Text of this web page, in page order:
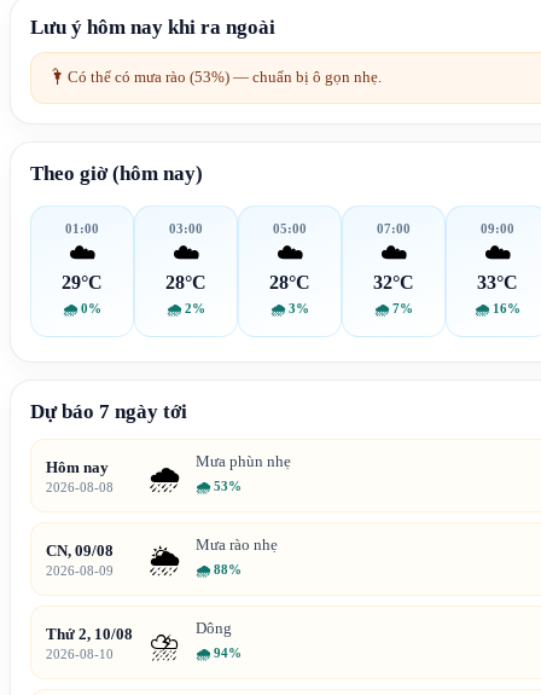
Lưu ý hôm nay khi ra ngoài
🌂 Có thể có mưa rào (53%) — chuẩn bị ô gọn nhẹ.
Theo giờ (hôm nay)
01:00
☁️
29°C
🌧 0%
03:00
☁️
28°C
🌧 2%
05:00
☁️
28°C
🌧 3%
07:00
☁️
32°C
🌧 7%
09:00
☁️
33°C
🌧 16%
Dự báo 7 ngày tới
Hôm nay
2026-08-08 🌧️ Mưa phùn nhẹ
🌧 53%
CN, 09/08
2026-08-09 🌦️ Mưa rào nhẹ
🌧 88%
Thứ 2, 10/08
2026-08-10 ⛈️ Dông
🌧 94%